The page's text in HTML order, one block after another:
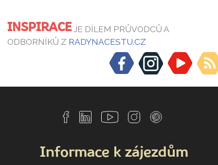
INSPIRACEJE DÍLEM PRŮVODCŮ A
ODBORNÍKŮ Z RADYNACESTU.CZ
Informace k zájezdům